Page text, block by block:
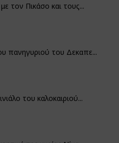
τον Πικάσο και τους...
πανηγυριού του Δεκαπε...
του καλοκαιριού...